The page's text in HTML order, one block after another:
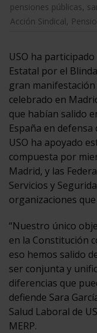
pensiones públicas,
Acción Sindical,
USO ha
Estatal por el
gran
celebrado en
que habían salido
España en
USO ha apoyado
compuesta por
Madrid, y las
Servicios y
organizaciones
“Nuestro único
en la Constitución
eso hemos salido
ser conjunta y
diferencias que
defiende Sara
Salud Laboral de
MERP.